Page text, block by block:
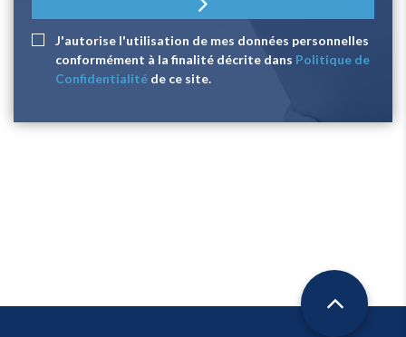
J'autorise l'utilisation de mes données personnelles
conformément à la finalité décrite dans Politique de
Confidentialité de ce site.